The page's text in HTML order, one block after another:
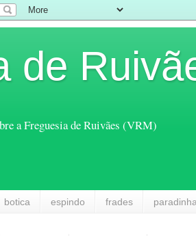
de
a Freguesia de Ruivães (VRM)
botica espindo frades